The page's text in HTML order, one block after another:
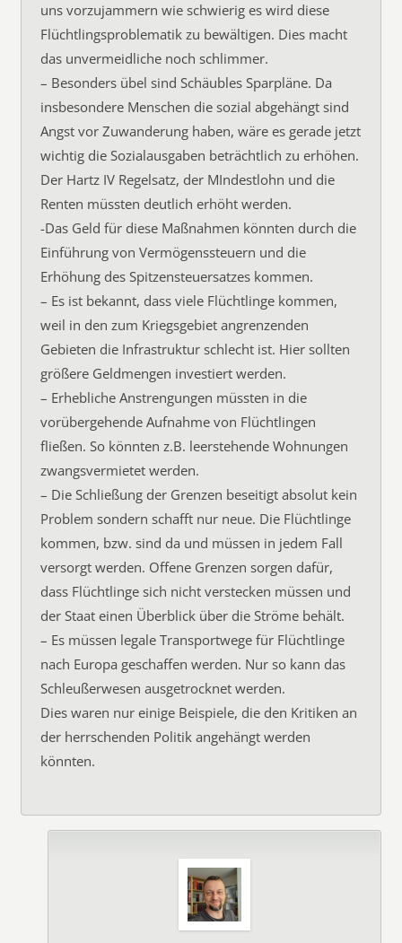
uns vorzujammern wie schwierig es wird diese
Flüchtlingsproblematik zu bewältigen. Dies macht
das unvermeidliche noch schlimmer.
– Besonders übel sind Schäubles Sparpläne. Da
insbesondere Menschen die sozial abgehängt sind
Angst vor Zuwanderung haben, wäre es gerade jetzt
wichtig die Sozialausgaben beträchtlich zu erhöhen.
Der Hartz IV Regelsatz, der MIndestlohn und die
Renten müssten deutlich erhöht werden.
-Das Geld für diese Maßnahmen könnten durch die
Einführung von Vermögenssteuern und die
Erhöhung des Spitzensteuersatzes kommen.
– Es ist bekannt, dass viele Flüchtlinge kommen,
weil in den zum Kriegsgebiet angrenzenden
Gebieten die Infrastruktur schlecht ist. Hier sollten
größere Geldmengen investiert werden.
– Erhebliche Anstrengungen müssten in die
vorübergehende Aufnahme von Flüchtlingen
fließen. So könnten z.B. leerstehende Wohnungen
zwangsvermietet werden.
– Die Schließung der Grenzen beseitigt absolut kein
Problem sondern schafft nur neue. Die Flüchtlinge
kommen, bzw. sind da und müssen in jedem Fall
versorgt werden. Offene Grenzen sorgen dafür,
dass Flüchtlinge sich nicht verstecken müssen und
der Staat einen Überblick über die Ströme behält.
– Es müssen legale Transportwege für Flüchtlinge
nach Europa geschaffen werden. Nur so kann das
Schleußerwesen ausgetrocknet werden.
Dies waren nur einige Beispiele, die den Kritiken an
der herrschenden Politik angehängt werden
könnten.